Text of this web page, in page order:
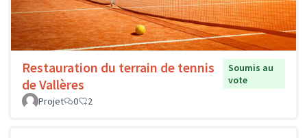
Restauration du terrain de tennis
de Vallères
Soumis au
vote
Projet
0 2